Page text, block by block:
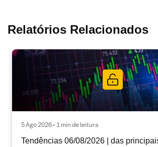
Relatórios Relacionados
5 Ago 2026 • 1 min de leitura
Tendências 06/08/2026 | das